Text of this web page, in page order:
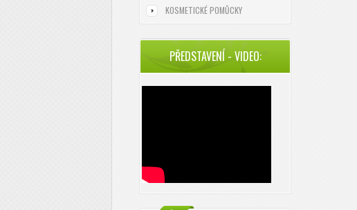
KOSMETICKÉ POMŮCKY
PŘEDSTAVENÍ - VIDEO: